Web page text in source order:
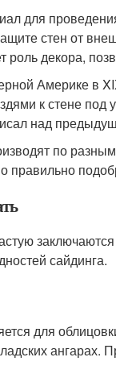
для
стен от
роль декора,
Америке в
к стене под
над
по
правильно
сайдинга.
для
ангарах.